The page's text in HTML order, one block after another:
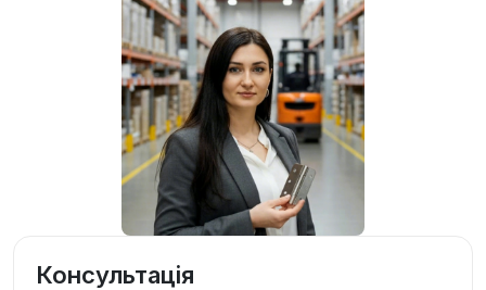
Консультація